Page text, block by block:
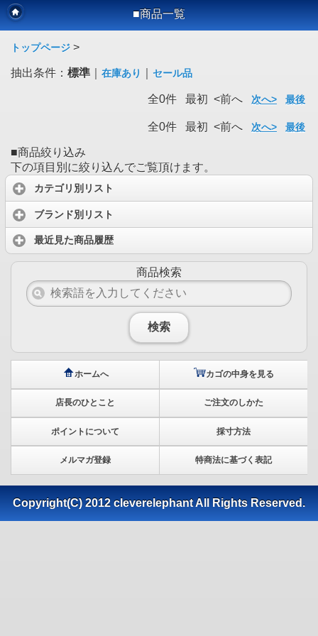
■商品一覧
トップページ >
抽出条件： 標準 在庫あり セール品
全0件 最初 <前へ 次へ> 最後
全0件 最初 <前へ 次へ> 最後
■商品絞り込み
下の項目別に絞り込んでご覧頂けます。
カテゴリ別リスト
ブランド別リスト
最近見た商品履歴
商品検索
検索
ホームへ カゴの中身を見る
店長のひとこと ご注文のしかた
ポイントについて 採寸方法
メルマガ登録 特商法に基づく表記
Copyright(C) 2012 cleverelephant All Rights Reserved.